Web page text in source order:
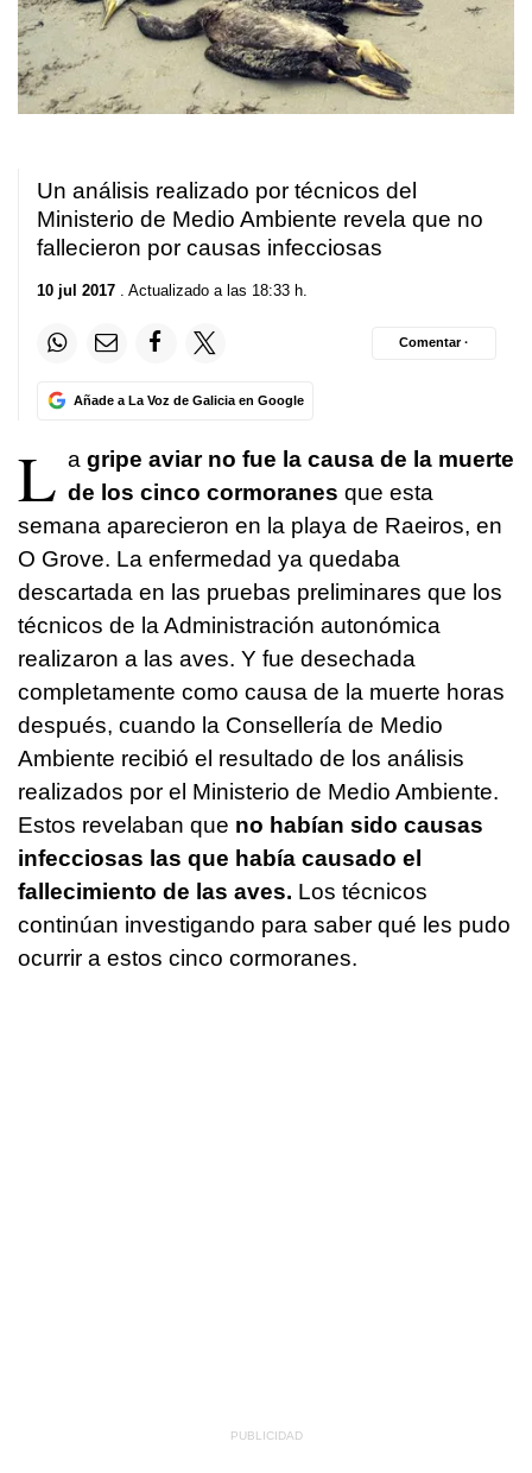
Un análisis realizado por técnicos del
Ministerio de Medio Ambiente revela que no
fallecieron por causas infecciosas
10 jul 2017 . Actualizado a las 18:33 h.
Añade a La Voz de Galicia en Google
Comentar ·
L a gripe aviar no fue la causa de la muerte
de los cinco cormoranes que esta
semana aparecieron en la playa de Raeiros, en
O Grove. La enfermedad ya quedaba
descartada en las pruebas preliminares que los
técnicos de la Administración autonómica
realizaron a las aves. Y fue desechada
completamente como causa de la muerte horas
después, cuando la Consellería de Medio
Ambiente recibió el resultado de los análisis
realizados por el Ministerio de Medio Ambiente.
Estos revelaban que no habían sido causas
infecciosas las que había causado el
fallecimiento de las aves. Los técnicos
continúan investigando para saber qué les pudo
ocurrir a estos cinco cormoranes.